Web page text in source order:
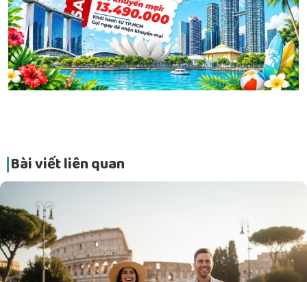
Bài viết liên quan